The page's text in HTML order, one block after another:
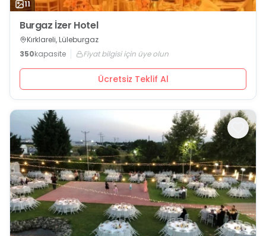
11
Burgaz İzer Hotel
Kırklareli, Lüleburgaz
350kapasite Fiyat bilgisi için üye olun
Ücretsiz Teklif Al